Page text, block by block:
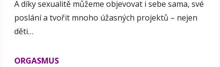
A díky sexualitě můžeme objevovat i sebe sama, své
poslání a tvořit mnoho úžasných projektů – nejen
děti…
ORGASMUS